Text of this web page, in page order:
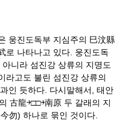
웅진도독부 지심주의 巳汶縣
로 나타나고 있다. 웅진도독
니라 섬진강 상류의 지명도
라고도 불린 섬진강 상류의
인 듯하다. 다시말해서, 태안
古龍￫□□￫南原 두 갈래의 지
勿) 하나로 묶인 것이다.